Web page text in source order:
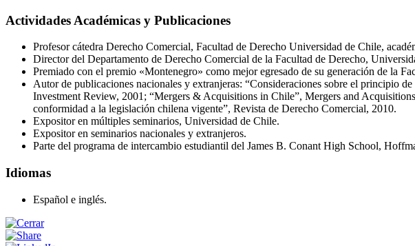
Actividades Académicas y Publicaciones
Profesor cátedra Derecho Comercial, Facultad de Derecho Universidad de Chile,
Director del Departamento de Derecho Comercial de la Facultad de Derecho,
Premiado con el premio «Montenegro» como mejor egresado de su generación de la
Autor de publicaciones nacionales y extranjeras: “Consideraciones sobre el principio
Investment Review, 2001; “Mergers & Acquisitions in Chile”, Mergers and
conformidad a la legislación chilena vigente”, Revista de Derecho Comercial, 2010.
Expositor en múltiples seminarios, Universidad de Chile.
Expositor en seminarios nacionales y extranjeros.
Parte del programa de intercambio estudiantil del James B. Conant High School,
Idiomas
Español e inglés.